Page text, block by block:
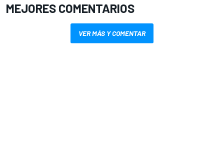
MEJORES COMENTARIOS
VER MÁS Y COMENTAR